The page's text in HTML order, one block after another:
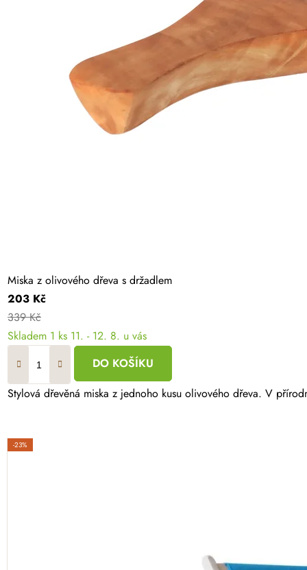
Miska z olivového dřeva s držadlem
203 Kč
339 Kč
Skladem 1 ks 11. - 12. 8. u vás
DO KOŠÍKU
Stylová dřevěná miska z jednoho kusu olivového dřeva. V
-23%